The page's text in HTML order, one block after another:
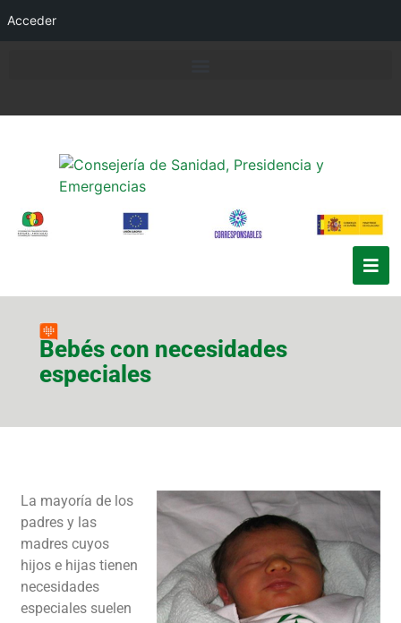
Acceder
Bebés con necesidades
especiales
La mayoría de los
padres y las
madres cuyos
hijos e hijas tienen
necesidades
especiales suelen